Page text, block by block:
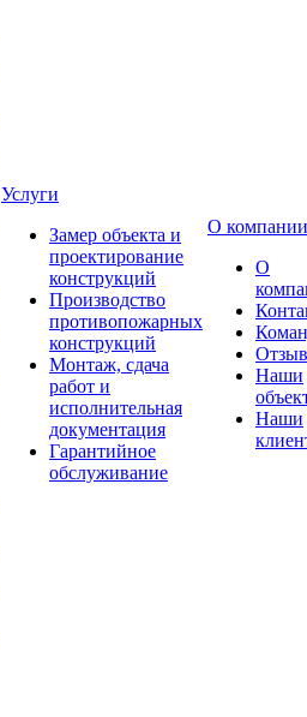
Услуги
Замер объекта и
проектирование
конструкций
Производство
противопожарных
конструкций
Монтаж, сдача
работ и
исполнительная
документация
Гарантийное
обслуживание
О компании
О
Наши
Наши